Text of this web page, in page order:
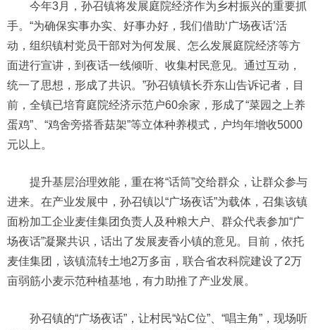
今年3月，孙召镇将发展庭院经济作为乡村振兴的重要抓
手。“为确保实事办实、好事办好，我们借助‘广场夜话’活
动，组织镇村党员干部对为何发展、怎么发展庭院经济等方
面进行宣讲，到夜话一线倾听、收集村民意见。通过互动，
统一了思想，形成了共识。”孙召镇镇长乔东山告诉记者，目
前，全镇已培育庭院经济示范户60余家，形成了“菜园之上养
蛋鸡”、“鸡舍旁搭香菇架”等立体种养模式，户均年增收5000
元以上。
提升基层治理效能，重在将“话筒”交给群众，让群众参与
进来。在产业发展中，孙召镇以“广场夜话”为载体，召集该镇
面粉加工企业麦佳集团负责人及种粮大户、群众代表参加“广
场夜话”凝聚共识，话出了发展麦香小镇的意见。目前，依托
麦佳集团，该镇流转土地2万多亩，联合省农科院建设了2万
亩弱筋小麦示范种植基地，有力助推了产业发展。
孙召镇的“广场夜话”，让村民“站C位”、“唱主角”，现场听